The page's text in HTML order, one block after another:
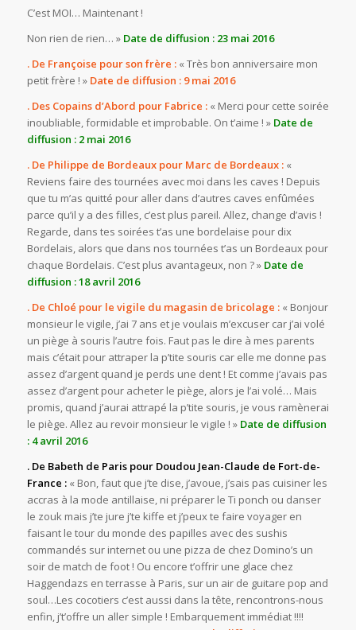
C’est MOI… Maintenant !
Non rien de rien… » Date de diffusion : 23 mai 2016
. De Françoise pour son frère :« Très bon anniversaire mon
petit frère ! » Date de diffusion : 9 mai 2016
. Des Copains d’Abord pour Fabrice :« Merci pour cette soirée
inoubliable, formidable et improbable. On t’aime ! » Date de
diffusion : 2 mai 2016
. De Philippe de Bordeaux pour Marc de Bordeaux :«
Reviens faire des tournées avec moi dans les caves ! Depuis
que tu m’as quitté pour aller dans d’autres caves enfûmées
parce qu’il y a des filles, c’est plus pareil. Allez, change d’avis !
Regarde, dans tes soirées t’as une bordelaise pour dix
Bordelais, alors que dans nos tournées t’as un Bordeaux pour
chaque Bordelais. C’est plus avantageux, non ? » Date de
diffusion : 18 avril 2016
. De Chloé pour le vigile du magasin de bricolage :« Bonjour
monsieur le vigile, j’ai 7 ans et je voulais m’excuser car j’ai volé
un piège à souris l’autre fois. Faut pas le dire à mes parents
mais c’était pour attraper la p’tite souris car elle me donne pas
assez d’argent quand je perds une dent ! Et comme j’avais pas
assez d’argent pour acheter le piège, alors je l’ai volé… Mais
promis, quand j’aurai attrapé la p’tite souris, je vous ramènerai
le piège. Allez au revoir monsieur le vigile ! » Date de diffusion
: 4 avril 2016
. De Babeth de Paris pour Doudou Jean-Claude de Fort-de-
France : « Bon, faut que j’te dise, j’avoue, j’sais pas cuisiner les
accras à la mode antillaise, ni préparer le Ti ponch ou danser
le zouk mais j’te jure j’te kiffe et j’peux te faire voyager en
faisant le tour du monde des papilles avec des sushis
commandés sur internet ou une pizza de chez Domino’s un
soir de match de foot ! Ou encore t’offrir une glace chez
Haggendazs en terrasse à Paris, sur un air de guitare pop and
soul…Les cocotiers c’est aussi dans la tête, rencontrons-nous
enfin, j’t’offre un aller simple ! Embarquement immédiat !!!!